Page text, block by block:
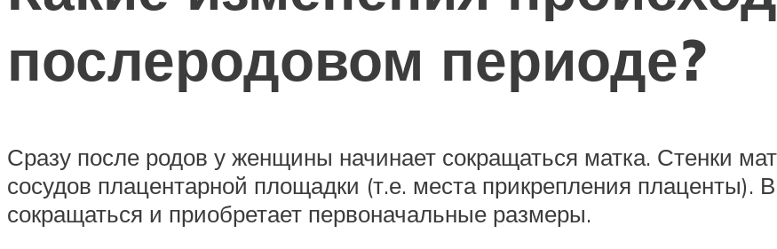
послеродовом периоде?
Сразу после родов у женщины начинает сокращаться матка. Стенки
сосудов плацентарной площадки (т.е. места прикрепления плаценты).
сокращаться и приобретает первоначальные размеры.